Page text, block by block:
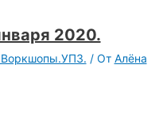
2020.
Воркшопы.УПЗ. / От Алёна